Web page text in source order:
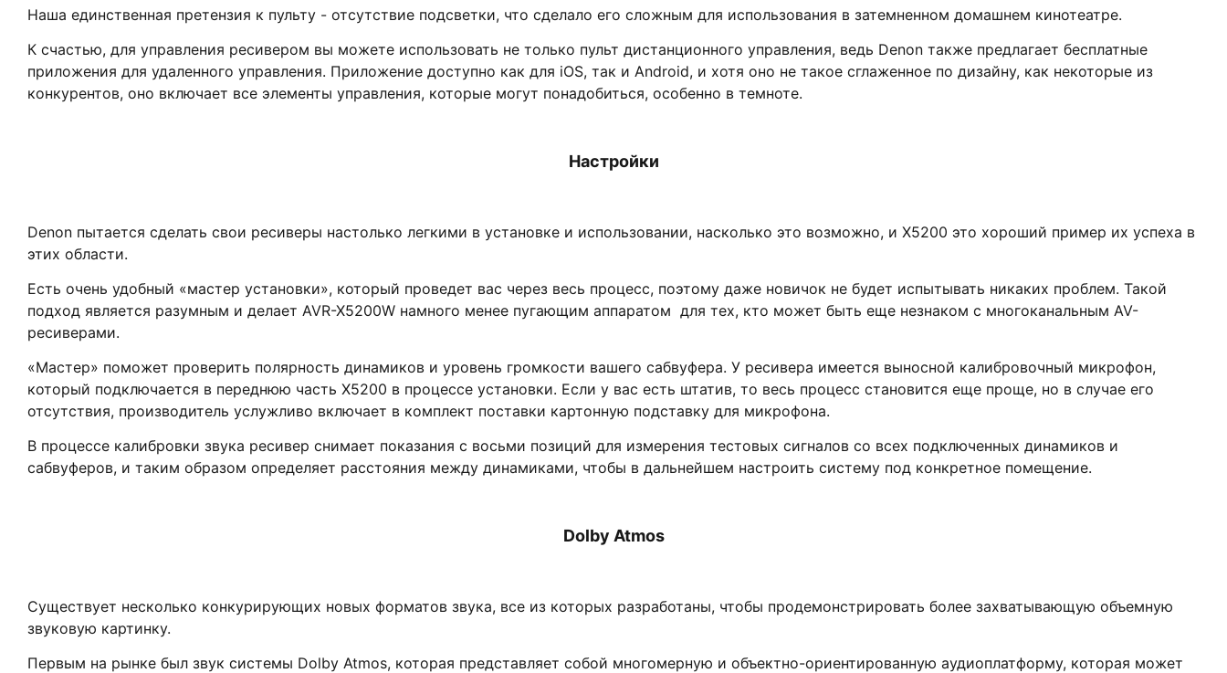
Наша единственная претензия к пульту - отсутствие подсветки, что сделало его сложным для использования в затемненном домашнем кинотеатре.
К счастью, для управления ресивером вы можете использовать не только пульт дистанционного управления, ведь Denon также предлагает бесплатные
приложения для удаленного управления. Приложение доступно как для iOS, так и Android, и хотя оно не такое сглаженное по дизайну, как некоторые из
конкурентов, оно включает все элементы управления, которые могут понадобиться, особенно в темноте.
Настройки
Denon пытается сделать свои ресиверы настолько легкими в установке и использовании, насколько это возможно, и X5200 это хороший пример их успеха в
этих области.
Есть очень удобный «мастер установки», который проведет вас через весь процесс, поэтому даже новичок не будет испытывать никаких проблем. Такой
подход является разумным и делает AVR-X5200W намного менее пугающим аппаратом для тех, кто может быть еще незнаком с многоканальным AV-
ресиверами.
«Мастер» поможет проверить полярность динамиков и уровень громкости вашего сабвуфера. У ресивера имеется выносной калибровочный микрофон,
который подключается в переднюю часть X5200 в процессе установки. Если у вас есть штатив, то весь процесс становится еще проще, но в случае его
отсутствия, производитель услужливо включает в комплект поставки картонную подставку для микрофона.
В процессе калибровки звука ресивер снимает показания с восьми позиций для измерения тестовых сигналов со всех подключенных динамиков и
сабвуферов, и таким образом определяет расстояния между динамиками, чтобы в дальнейшем настроить систему под конкретное помещение.
Dolby Atmos
Существует несколько конкурирующих новых форматов звука, все из которых разработаны, чтобы продемонстрировать более захватывающую объемную
звуковую картинку.
Первым на рынке был звук системы Dolby Atmos, которая представляет собой многомерную и объектно-ориентированную аудиоплатформу, которая может